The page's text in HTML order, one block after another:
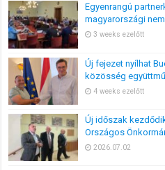
Egyenrangú
magyarországi
3 weeks ezelőtt
Új fejezet nyílhat
közösség
4 weeks ezelőtt
Új időszak
Országos
2026.07.02